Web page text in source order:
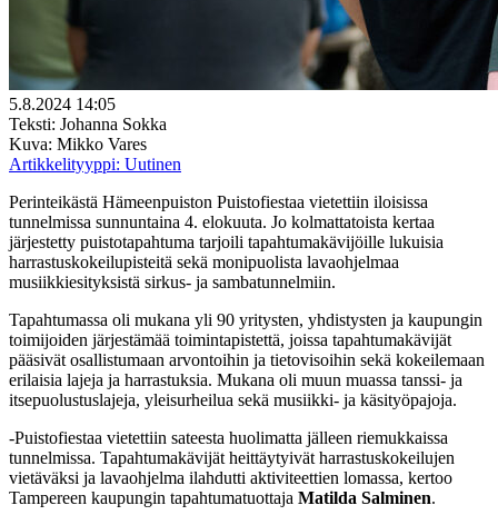
5.8.2024 14:05
Teksti: Johanna Sokka
Kuva: Mikko Vares
Artikkelityyppi: Uutinen
Perinteikästä Hämeenpuiston Puistofiestaa vietettiin iloisissa
tunnelmissa sunnuntaina 4. elokuuta. Jo kolmattatoista kertaa
järjestetty puistotapahtuma tarjoili tapahtumakävijöille lukuisia
harrastuskokeilupisteitä sekä monipuolista lavaohjelmaa
musiikkiesityksistä sirkus- ja sambatunnelmiin.
Tapahtumassa oli mukana yli 90 yritysten, yhdistysten ja kaupungin
toimijoiden järjestämää toimintapistettä, joissa tapahtumakävijät
pääsivät osallistumaan arvontoihin ja tietovisoihin sekä kokeilemaan
erilaisia lajeja ja harrastuksia. Mukana oli muun muassa tanssi- ja
itsepuolustuslajeja, yleisurheilua sekä musiikki- ja käsityöpajoja.
-Puistofiestaa vietettiin sateesta huolimatta jälleen riemukkaissa
tunnelmissa. Tapahtumakävijät heittäytyivät harrastuskokeilujen
vietäväksi ja lavaohjelma ilahdutti aktiviteettien lomassa, kertoo
Tampereen kaupungin tapahtumatuottaja Matilda Salminen.